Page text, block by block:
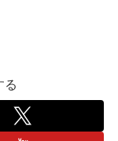
る